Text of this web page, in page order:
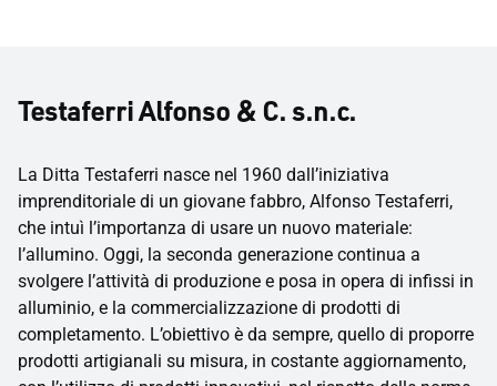
Testaferri Alfonso & C. s.n.c.
La Ditta Testaferri nasce nel 1960 dall’iniziativa
imprenditoriale di un giovane fabbro, Alfonso Testaferri,
che intuì l’importanza di usare un nuovo materiale:
l’allumino. Oggi, la seconda generazione continua a
svolgere l’attività di produzione e posa in opera di infissi in
alluminio, e la commercializzazione di prodotti di
completamento. L’obiettivo è da sempre, quello di proporre
prodotti artigianali su misura, in costante aggiornamento,